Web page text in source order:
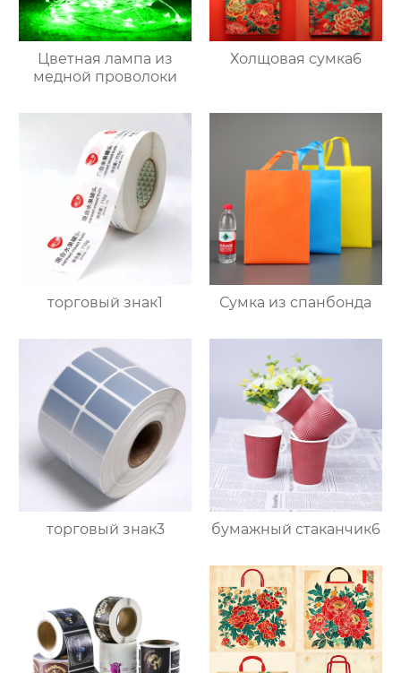
Цветная лампа из
медной проволоки
Холщовая сумка6
торговый знак1 Сумка из спанбонда
торговый знак3 бумажный стаканчик6